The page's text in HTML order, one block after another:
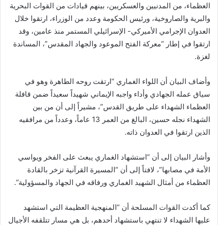
العظماء، من المدنيين والعسكريين، بينهم قيادات من القوات البحرية
والبرية والصاروخية، ورئيس الحكومة وعدد من الوزراء، ارتقوا خلال
العدوان الإجرامي الأميركي- الإسرائيلي المستمر منذ عامين، وقد
ارتقوا في إطار “معركة الفتح الموعود والجهاد المقدس”، المساندة
لغزة.
وأضاف البيان أن اللواء الغماري “ارتقت روحه الطاهرة وهو في
سياق عمله الجهادي وأداء واجبه الإيماني شهيداً سعيداً ضمن قافلة
العظماء الشهداء على طريق القدس”، مشيراً إلى أن من بين
الشهداء نجله حسين، البالغ من العمر 13 عاماً، وعدداً من مرافقيه
الذين ارتقوا في العدوان ذاته.
وأشار البيان إلى أن “استشهاد الغماري يبعث على الفخر ويواسي
الأمة في مصابها”، لافتاً إلى أن “المسيرة القرآنية تزخر بالقادة
العظماء من أمثال الشهيد الغماري ورفاقه في الجهاد والمسؤولية”.
كما أكدت القوات المسلحة أن “المنهجية العظيمة التي استشهد
عليها الشهداء لا تنتهي باستشهاد أحدهم، بل هي مسار تتلقفه الأجيال